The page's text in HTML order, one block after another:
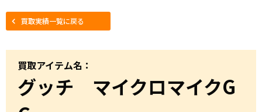
買取実績一覧に戻る
買取アイテム名：
グッチ マイクロマイクG